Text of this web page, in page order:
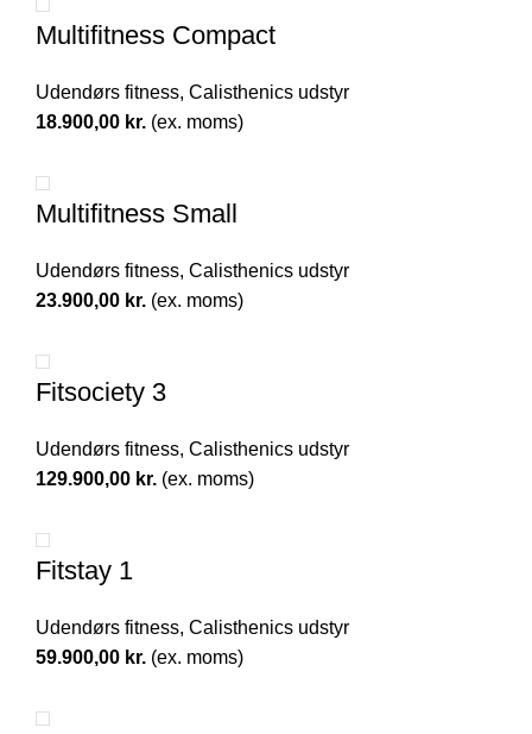
Multifitness Compact
Udendørs fitness, Calisthenics udstyr
18.900,00 kr. (ex. moms)
Multifitness Small
Udendørs fitness, Calisthenics udstyr
23.900,00 kr. (ex. moms)
Fitsociety 3
Udendørs fitness, Calisthenics udstyr
129.900,00 kr. (ex. moms)
Fitstay 1
Udendørs fitness, Calisthenics udstyr
59.900,00 kr. (ex. moms)